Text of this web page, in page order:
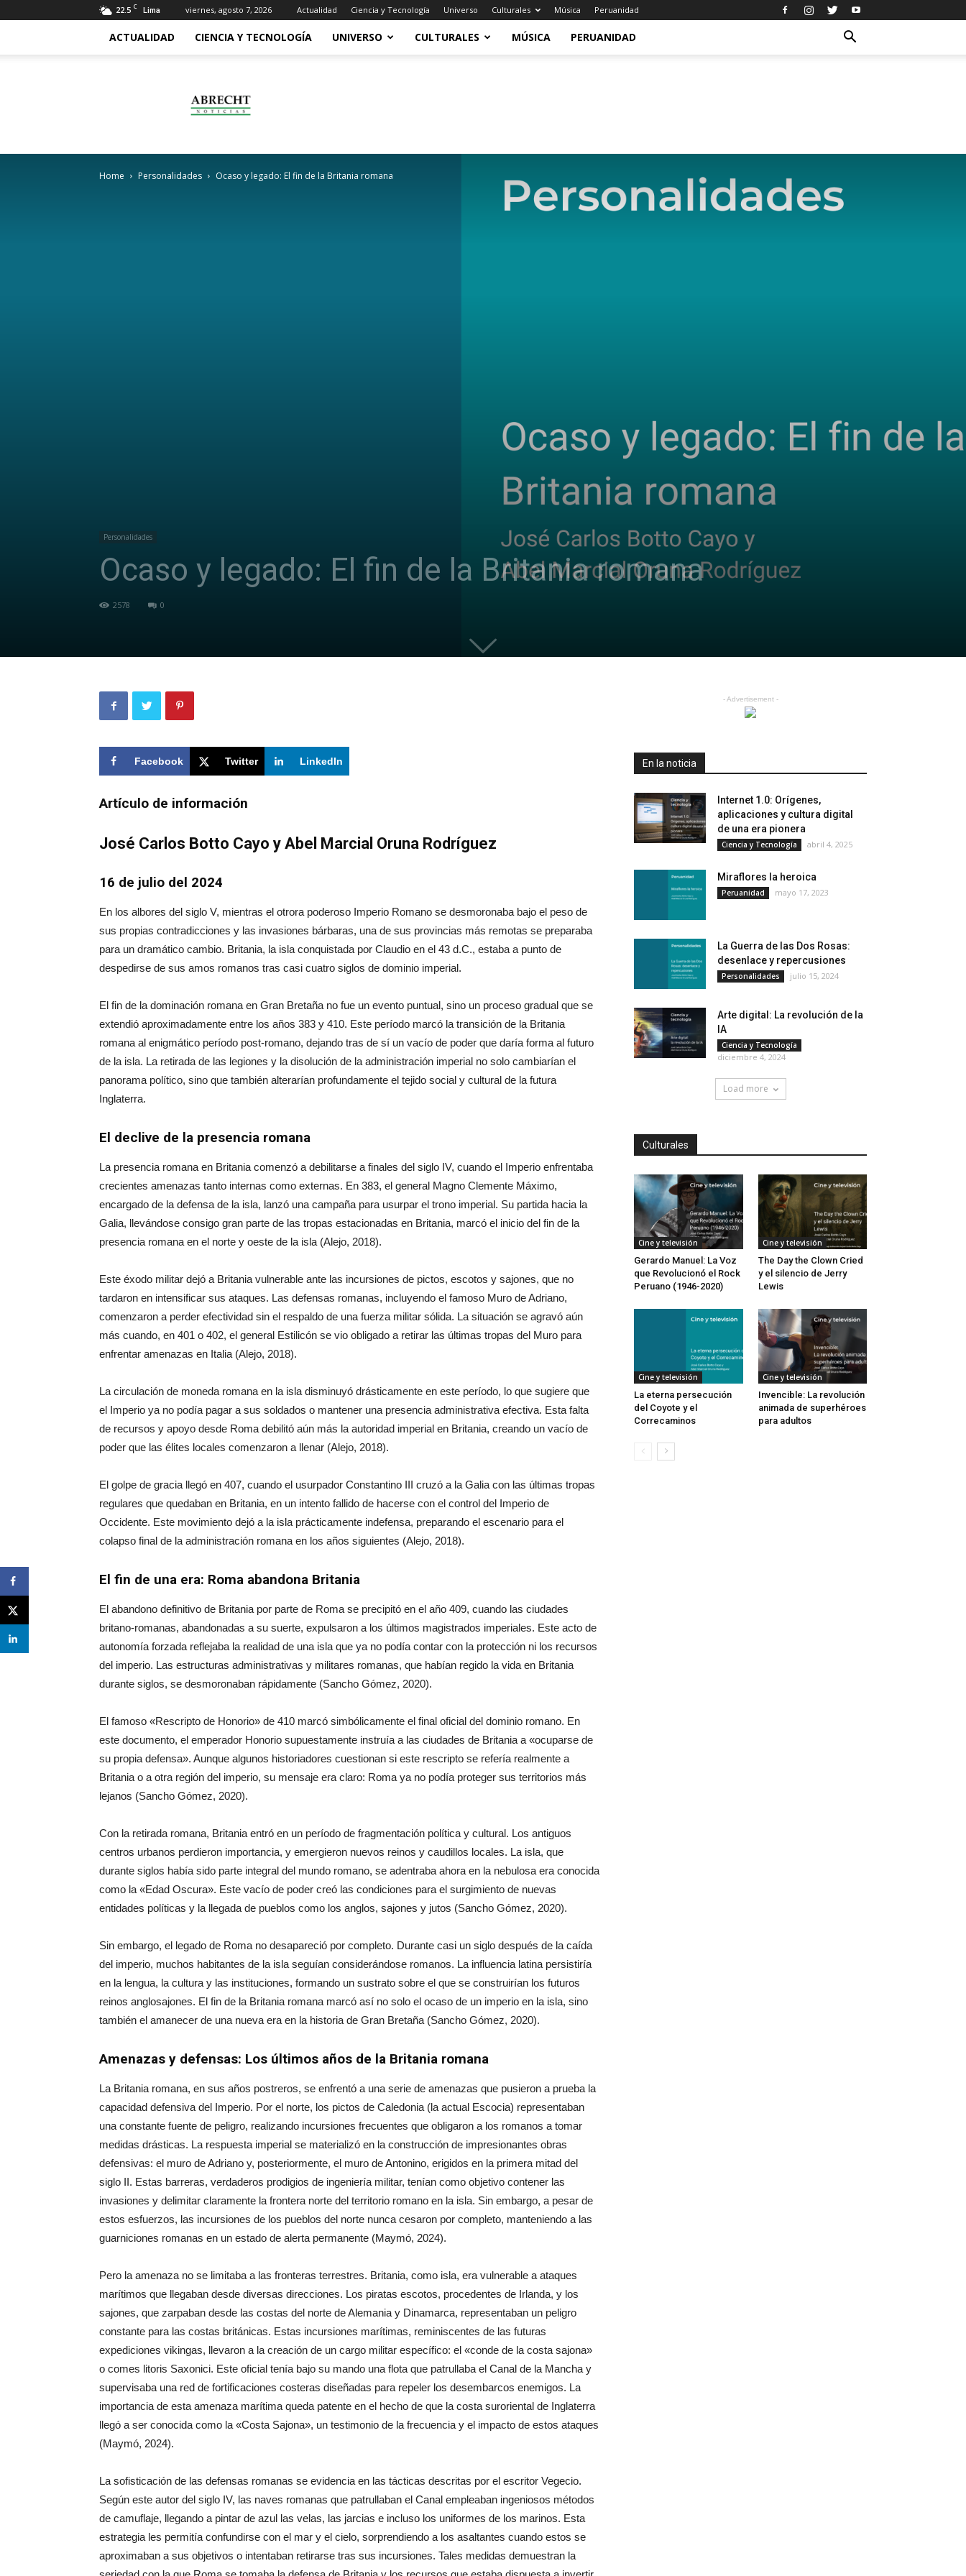
22.5 C Lima viernes, agosto 7, 2026 Actualidad Ciencia y Tecnología Universo Culturales Música Peruanidad
ACTUALIDAD CIENCIA Y TECNOLOGÍA UNIVERSO CULTURALES MÚSICA PERUANIDAD
Home Personalidades Ocaso y legado: El fin de la Britania romana
Personalidades
Ocaso y legado: El fin de la Britania romana
2578 0
Facebook Twitter LinkedIn
Artículo de información
José Carlos Botto Cayo y Abel Marcial Oruna Rodríguez
16 de julio del 2024
En los albores del siglo V, mientras el otrora poderoso Imperio Romano se desmoronaba bajo el peso de
sus propias contradicciones y las invasiones bárbaras, una de sus provincias más remotas se preparaba
para un dramático cambio. Britania, la isla conquistada por Claudio en el 43 d.C., estaba a punto de
despedirse de sus amos romanos tras casi cuatro siglos de dominio imperial.
El fin de la dominación romana en Gran Bretaña no fue un evento puntual, sino un proceso gradual que se
extendió aproximadamente entre los años 383 y 410. Este período marcó la transición de la Britania
romana al enigmático período post-romano, dejando tras de sí un vacío de poder que daría forma al futuro
de la isla. La retirada de las legiones y la disolución de la administración imperial no solo cambiarían el
panorama político, sino que también alterarían profundamente el tejido social y cultural de la futura
Inglaterra.
El declive de la presencia romana
La presencia romana en Britania comenzó a debilitarse a finales del siglo IV, cuando el Imperio enfrentaba
crecientes amenazas tanto internas como externas. En 383, el general Magno Clemente Máximo,
encargado de la defensa de la isla, lanzó una campaña para usurpar el trono imperial. Su partida hacia la
Galia, llevándose consigo gran parte de las tropas estacionadas en Britania, marcó el inicio del fin de la
presencia romana en el norte y oeste de la isla (Alejo, 2018).
Este éxodo militar dejó a Britania vulnerable ante las incursiones de pictos, escotos y sajones, que no
tardaron en intensificar sus ataques. Las defensas romanas, incluyendo el famoso Muro de Adriano,
comenzaron a perder efectividad sin el respaldo de una fuerza militar sólida. La situación se agravó aún
más cuando, en 401 o 402, el general Estilicón se vio obligado a retirar las últimas tropas del Muro para
enfrentar amenazas en Italia (Alejo, 2018).
La circulación de moneda romana en la isla disminuyó drásticamente en este período, lo que sugiere que
el Imperio ya no podía pagar a sus soldados o mantener una presencia administrativa efectiva. Esta falta
de recursos y apoyo desde Roma debilitó aún más la autoridad imperial en Britania, creando un vacío de
poder que las élites locales comenzaron a llenar (Alejo, 2018).
El golpe de gracia llegó en 407, cuando el usurpador Constantino III cruzó a la Galia con las últimas tropas
regulares que quedaban en Britania, en un intento fallido de hacerse con el control del Imperio de
Occidente. Este movimiento dejó a la isla prácticamente indefensa, preparando el escenario para el
colapso final de la administración romana en los años siguientes (Alejo, 2018).
El fin de una era: Roma abandona Britania
El abandono definitivo de Britania por parte de Roma se precipitó en el año 409, cuando las ciudades
britano-romanas, abandonadas a su suerte, expulsaron a los últimos magistrados imperiales. Este acto de
autonomía forzada reflejaba la realidad de una isla que ya no podía contar con la protección ni los recursos
del imperio. Las estructuras administrativas y militares romanas, que habían regido la vida en Britania
durante siglos, se desmoronaban rápidamente (Sancho Gómez, 2020).
El famoso «Rescripto de Honorio» de 410 marcó simbólicamente el final oficial del dominio romano. En
este documento, el emperador Honorio supuestamente instruía a las ciudades de Britania a «ocuparse de
su propia defensa». Aunque algunos historiadores cuestionan si este rescripto se refería realmente a
Britania o a otra región del imperio, su mensaje era claro: Roma ya no podía proteger sus territorios más
lejanos (Sancho Gómez, 2020).
Con la retirada romana, Britania entró en un período de fragmentación política y cultural. Los antiguos
centros urbanos perdieron importancia, y emergieron nuevos reinos y caudillos locales. La isla, que
durante siglos había sido parte integral del mundo romano, se adentraba ahora en la nebulosa era conocida
como la «Edad Oscura». Este vacío de poder creó las condiciones para el surgimiento de nuevas
entidades políticas y la llegada de pueblos como los anglos, sajones y jutos (Sancho Gómez, 2020).
Sin embargo, el legado de Roma no desapareció por completo. Durante casi un siglo después de la caída
del imperio, muchos habitantes de la isla seguían considerándose romanos. La influencia latina persistiría
en la lengua, la cultura y las instituciones, formando un sustrato sobre el que se construirían los futuros
reinos anglosajones. El fin de la Britania romana marcó así no solo el ocaso de un imperio en la isla, sino
también el amanecer de una nueva era en la historia de Gran Bretaña (Sancho Gómez, 2020).
Amenazas y defensas: Los últimos años de la Britania romana
La Britania romana, en sus años postreros, se enfrentó a una serie de amenazas que pusieron a prueba la
capacidad defensiva del Imperio. Por el norte, los pictos de Caledonia (la actual Escocia) representaban
una constante fuente de peligro, realizando incursiones frecuentes que obligaron a los romanos a tomar
medidas drásticas. La respuesta imperial se materializó en la construcción de impresionantes obras
defensivas: el muro de Adriano y, posteriormente, el muro de Antonino, erigidos en la primera mitad del
siglo II. Estas barreras, verdaderos prodigios de ingeniería militar, tenían como objetivo contener las
invasiones y delimitar claramente la frontera norte del territorio romano en la isla. Sin embargo, a pesar de
estos esfuerzos, las incursiones de los pueblos del norte nunca cesaron por completo, manteniendo a las
guarniciones romanas en un estado de alerta permanente (Maymó, 2024).
Pero la amenaza no se limitaba a las fronteras terrestres. Britania, como isla, era vulnerable a ataques
marítimos que llegaban desde diversas direcciones. Los piratas escotos, procedentes de Irlanda, y los
sajones, que zarpaban desde las costas del norte de Alemania y Dinamarca, representaban un peligro
constante para las costas británicas. Estas incursiones marítimas, reminiscentes de las futuras
expediciones vikingas, llevaron a la creación de un cargo militar específico: el «conde de la costa sajona»
o comes litoris Saxonici. Este oficial tenía bajo su mando una flota que patrullaba el Canal de la Mancha y
supervisaba una red de fortificaciones costeras diseñadas para repeler los desembarcos enemigos. La
importancia de esta amenaza marítima queda patente en el hecho de que la costa suroriental de Inglaterra
llegó a ser conocida como la «Costa Sajona», un testimonio de la frecuencia y el impacto de estos ataques
(Maymó, 2024).
La sofisticación de las defensas romanas se evidencia en las tácticas descritas por el escritor Vegecio.
Según este autor del siglo IV, las naves romanas que patrullaban el Canal empleaban ingeniosos métodos
de camuflaje, llegando a pintar de azul las velas, las jarcias e incluso los uniformes de los marinos. Esta
estrategia les permitía confundirse con el mar y el cielo, sorprendiendo a los asaltantes cuando estos se
aproximaban a sus objetivos o intentaban retirarse tras sus incursiones. Tales medidas demuestran la
- Advertisement -
En la noticia
Internet 1.0: Orígenes,
aplicaciones y cultura digital
de una era pionera
Ciencia y Tecnología abril 4, 2025
Miraflores la heroica
Peruanidad mayo 17, 2023
La Guerra de las Dos Rosas:
desenlace y repercusiones
Personalidades julio 15, 2024
Arte digital: La revolución de la
IA
Ciencia y Tecnología
diciembre 4, 2024
Load more
Culturales
Cine y televisión
Gerardo Manuel: La Voz
que Revolucionó el Rock
Peruano (1946-2020)
Cine y televisión
The Day the Clown Cried
y el silencio de Jerry
Lewis
Cine y televisión
La eterna persecución
del Coyote y el
Correcaminos
Cine y televisión
Invencible: La revolución
animada de superhéroes
para adultos